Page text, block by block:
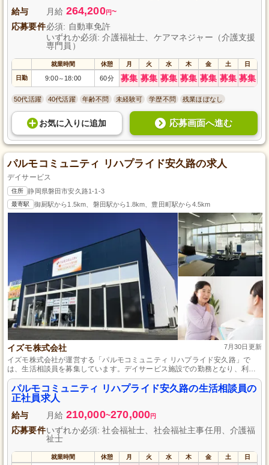
給与 月給 264,200円~
応募要件必須: 自動車免許
いずれか必須: 介護福祉士、ケアマネジャー（介護支援
専門員）
就業時間 休憩 月 火 水 木 金 土 日
日勤 9:00～ 18:00 60分 募集 募集 募集 募集 募集 募集 募集
50代活躍 40代活躍 年齢不問 未経験可 学歴不問 残業ほぼなし
お気に入り に追加 応募画面へ進む
パルモコミュニティ リハプライド安久路の求人
デイサービス
住所 静岡県磐田市安久路1-1-3
最寄駅 御厨駅から1.5km、磐田駅から1.8km、豊田町駅から4.5km
イズモ株式会社 7月30日更新
イズモ株式会社が運営する「パルモコミュニティ リハプライド安久路」で
は、生活相談員を募集しています。デイサービス施設での勤務となり、利用
者様のサポートを通じて地域社会に貢献できるやりがいのあるお仕事です。
正社員として安定した環境で働きたい方、ぜひご応募ください。詳細な勤務
地や必要資格についてはお問い合わせください。
パルモコミュニティ リハプライド安久路の生活相談員の
正社員求人
給与 月給 210,000~270,000円
応募要件いずれか必須: 社会福祉士、社会福祉主事任用、介護福
祉士
就業時間 休憩 月 火 水 木 金 土 日